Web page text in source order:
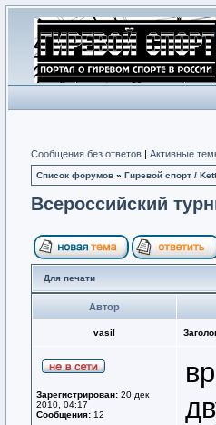
Сообщения без ответов | Активные
Список форумов » Гиревой спорт /
Всероссийский
Для печати
Автор
vasil
Зарегистрирован: 20 дек
2010, 04:17
Сообщения: 12